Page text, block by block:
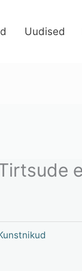
Uudised